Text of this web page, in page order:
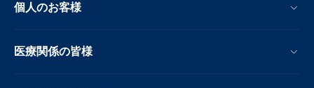
個人のお客様
医療関係の皆様